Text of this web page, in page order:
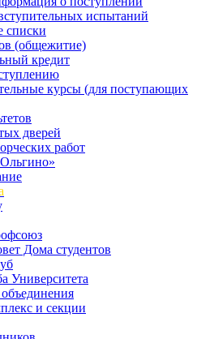
испытаний
списки
(общежитие)
кредит
курсы (для поступающих
дверей
работ
Дома студентов
Университета
и секции